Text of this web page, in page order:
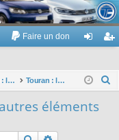
Touran
Faire un don
ne nr
Touran : les éléments et équipements extérieurs et intérieurs Touran : les parties vitrées et autres éléments
éléments